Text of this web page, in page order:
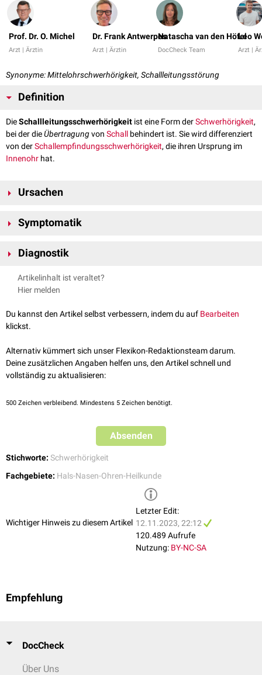
Prof. Dr. O. Michel
Arzt | Ärztin
Dr. Frank Antwerpes
Arzt | Ärztin
Natascha van den Höfel
DocCheck Team
Leo
Arzt |
Synonyme: Mittelohrschwerhörigkeit, Schallleitungsstörung
Definition
DieSchallleitungsschwerhörigkeit ist eine Form derSchwerhörigkeit,
bei der dieÜbertragungvon Schall behindert ist. Sie wird differenziert
von derSchallempfindungsschwerhörigkeit, die ihren Ursprung im
Innenohr hat.
Ursachen
äußerenGehörgang. Ursachen können u.a. sein:
Ohrenschmalz
Mittelohrerguss
Otitis media
Symptomatik
leiser wahrgenommen. Alltagsgeräusche erscheinen gedämpft,
beschreibt das Gefühl, "durch Watte zu hören".
Diagnostik
Tonschwellenaudiogramm
Tympanogramm
Artikelinhalt ist veraltet?
Hier melden
Du kannst den Artikel selbst verbessern, indem du auf Bearbeiten
klickst.
Alternativ kümmert sich unser Flexikon-Redaktionsteam darum.
Deine zusätzlichen Angaben helfen uns, den Artikel schnell und
vollständig zu aktualisieren:
500 Zeichen verbleibend. Mindestens 5 Zeichen benötigt.
Absenden
Stichworte: Schwerhörigkeit
Fachgebiete: Hals-Nasen-Ohren-Heilkunde
Wichtiger Hinweis zu diesem Artikel
Letzter Edit:
12.11.2023, 22:12
120.489 Aufrufe
Nutzung: BY-NC-SA
Empfehlung
DocCheck
Über Uns